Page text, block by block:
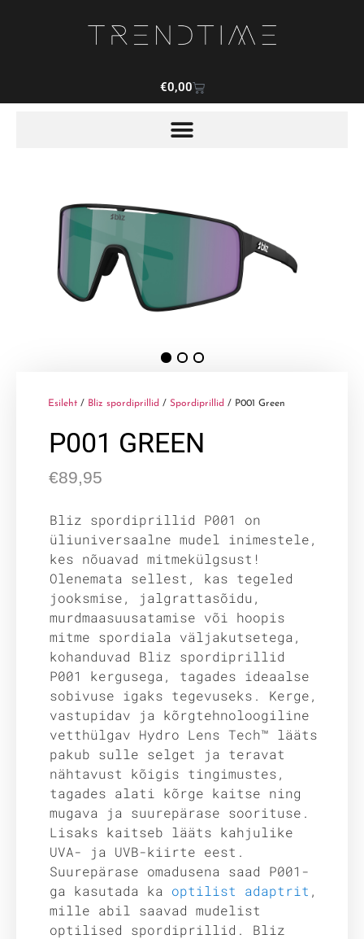
€0,00
Esileht / Bliz spordiprillid / Spordiprillid / P001 Green
P001 GREEN
€89,95
Bliz spordiprillid P001 on
üliuniversaalne mudel inimestele,
kes nõuavad mitmekülgsust!
Olenemata sellest, kas tegeled
jooksmise, jalgrattasõidu,
murdmaasuusatamise või hoopis
mitme spordiala väljakutsetega,
kohanduvad Bliz spordiprillid
P001 kergusega, tagades ideaalse
sobivuse igaks tegevuseks. Kerge,
vastupidav ja kõrgtehnoloogiline
vetthülgav Hydro Lens Tech™ lääts
pakub sulle selget ja teravat
nähtavust kõigis tingimustes,
tagades alati kõrge kaitse ning
mugava ja suurepärase soorituse.
Lisaks kaitseb lääts kahjulike
UVA- ja UVB-kiirte eest.
Suurepärase omadusena saad P001-
ga kasutada ka optilist adaptrit ,
mille abil saavad mudelist
optilised spordiprillid. Bliz